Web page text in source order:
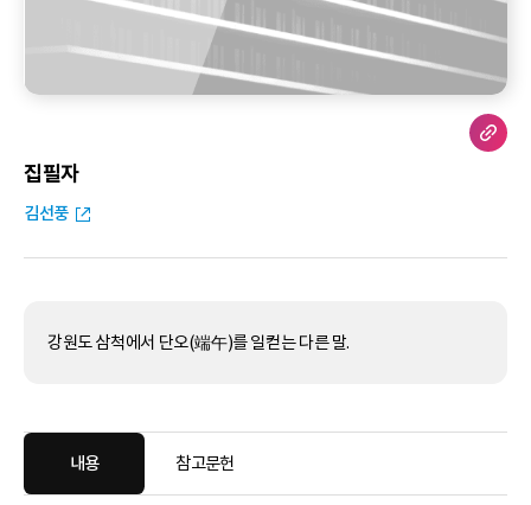
집필자
김선풍
강원도 삼척에서 단오(端午)를 일컫는 다른 말.
내용 참고문헌